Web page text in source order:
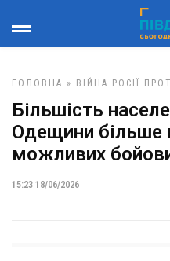
ГОЛОВНА » ВІЙНА РОСІЇ
Більшість
Одещини більше
можливих
15:23 18/06/2026